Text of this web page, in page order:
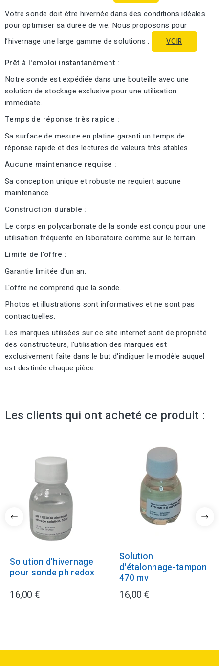
Votre sonde doit être hivernée dans des conditions idéales
pour optimiser sa durée de vie. Nous proposons pour
l’hivernage une large gamme de solutions :
VOIR
Prêt à l'emploi instantanément :
Notre sonde est expédiée dans une bouteille avec une
solution de stockage exclusive pour une utilisation
immédiate.
Temps de réponse très rapide :
Sa surface de mesure en platine garanti un temps de
réponse rapide et des lectures de valeurs très stables.
Aucune maintenance requise :
Sa conception unique et robuste ne requiert aucune
maintenance.
Construction durable :
Le corps en polycarbonate de la sonde est conçu pour une
utilisation fréquente en laboratoire comme sur le terrain.
Limite de l'offre :
Garantie limitée d'un an.
L'offre ne comprend que la sonde.
Photos et illustrations sont informatives et ne sont pas
contractuelles.
Les marques utilisées sur ce site internet sont de propriété
des constructeurs, l'utilisation des marques est
exclusivement faite dans le but d'indiquer le modèle auquel
est destinée chaque pièce.
Les clients qui ont acheté ce produit :
Solution d'hivernage
pour sonde ph redox
16,00 €
Solution
d'étalonnage-tampon
470 mv
16,00 €